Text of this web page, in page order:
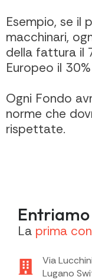
Esempio, se il
macchinari,
della fattura il
Europeo il
Ogni Fondo
norme che
rispettate.
La prima
Via
Lugano